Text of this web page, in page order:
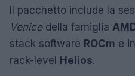
Il pacchetto include la
Venicedella famiglia
stack software ROCm e
rack-level Helios.